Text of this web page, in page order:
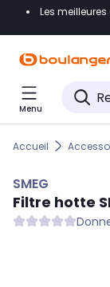
Accéder
Accéder
Accéder
Les
Menu
Accueil
SMEG
Filtre hotte